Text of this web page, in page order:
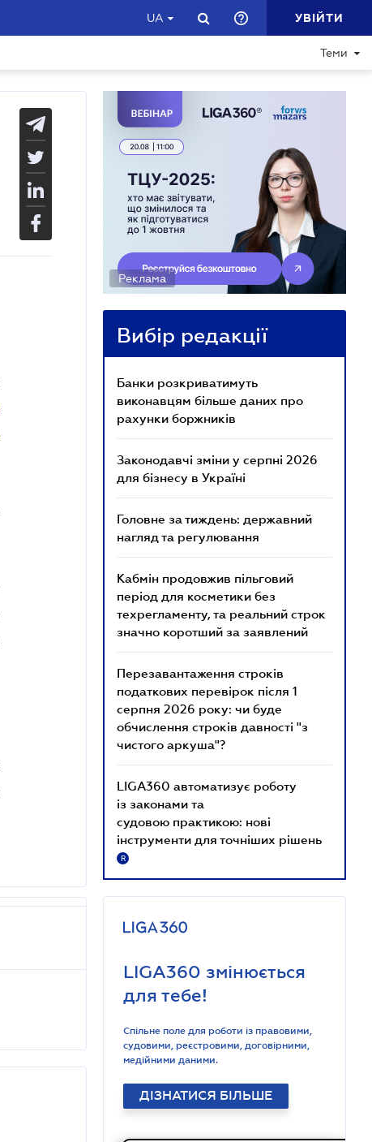
UA УВІЙТИ
Теми
Реклама
Вибір редакції
Банки розкриватимуть
виконавцям більше даних про
рахунки боржників
Законодавчі зміни у серпні 2026
для бізнесу в Україні
Головне за тиждень: державний
нагляд та регулювання
Кабмін продовжив пільговий
період для косметики без
техрегламенту, та реальний строк
значно коротший за заявлений
Перезавантаження строків
податкових перевірок після 1
серпня 2026 року: чи буде
обчислення строків давності "з
чистого аркуша"?
LIGA360 автоматизує роботу
із законами та
судовою практикою: нові
інструменти для точніших рішень
R
LIGA360 змінюється
для тебе!
Спільне поле для роботи із правовими,
судовими, реєстровими, договірними,
медійними даними.
ДІЗНАТИСЯ БІЛЬШЕ